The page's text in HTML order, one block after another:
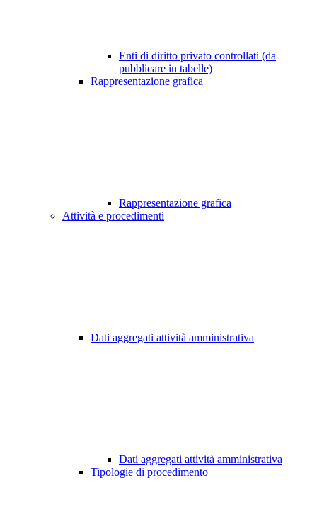
Enti di diritto privato controllati (da
pubblicare in tabelle)
Rappresentazione grafica
Rappresentazione grafica
Attività e procedimenti
Dati aggregati attività amministrativa
Dati aggregati attività amministrativa
Tipologie di procedimento